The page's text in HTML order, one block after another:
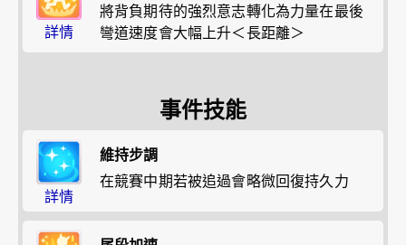
詳情
將背負期待的強烈意志轉化為力量在最後
彎道速度會大幅上升＜長距離＞
事件技能
詳情
維持步調
在競賽中期若被追過會略微回復持久力